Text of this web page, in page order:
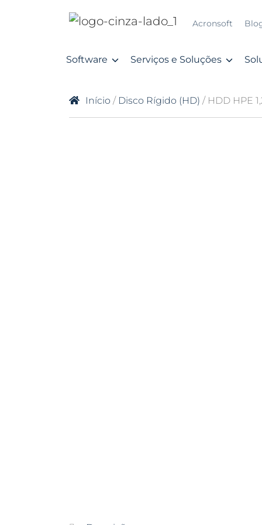
Acronsoft
Software Serviços e Soluções
Início / Disco Rígido (HD) / HDD HPE